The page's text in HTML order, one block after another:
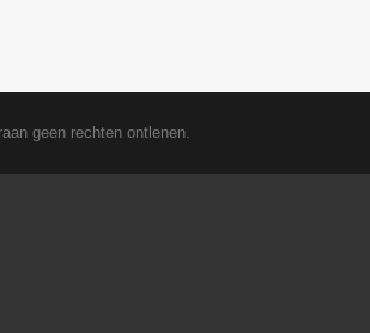
geen rechten ontlenen.